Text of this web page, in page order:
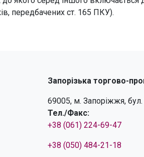
передбачених ст. 165 ПКУ).
Запорізька торгово-
69005, м. Запоріжжя,
Тел./Факс:
+38 (061) 224-69-47
+38 (050) 484-21-18